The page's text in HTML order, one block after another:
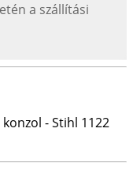
a szállítási
- Stihl 1122